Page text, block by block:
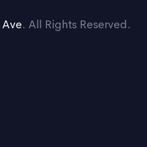
Ave. All Rights Reserved.